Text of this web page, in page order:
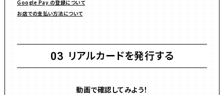
Google Pay の登録について
お店での支払い方法について
03 リアルカードを発行する
動画で確認してみよう！